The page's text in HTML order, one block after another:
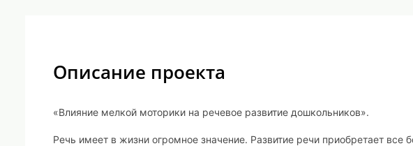
Описание проекта
«Влияние мелкой моторики на речевое развитие дошкольников».
Речь имеет в жизни огромное значение. Развитие речи приобретает